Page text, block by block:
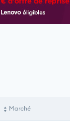
Marché